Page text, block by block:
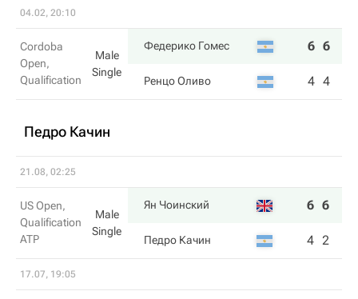
04.02, 20:10
Cordoba
Open,
Qualification
Male
Single
Федерико Гомес 6 6
Ренцо Оливо 4 4
Педро Качин
21.08, 02:25
US Open,
Qualification
ATP
Male
Single
Ян Чоинский 6 6
Педро Качин 4 2
17.07, 19:05